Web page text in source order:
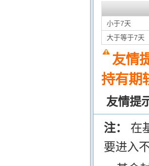
小于7天
大于等于7天
友情
持有期
友情提
注： 在
要进入